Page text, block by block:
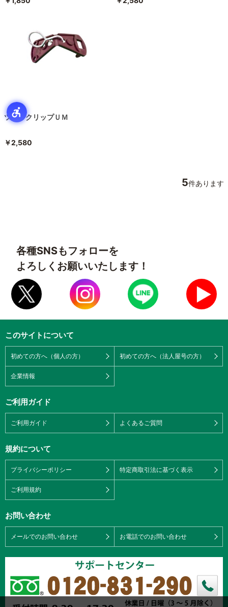
ツリークリップＵＭ
￥2,580
5件あります
各種SNSもフォローを
よろしくお願いいたします！
このサイトについて
初めての方へ（個人の方） 初めての方へ（法人屋号の方）
企業情報
ご利用ガイド
ご利用ガイド よくあるご質問
規約について
プライバシーポリシー 特定商取引法に基づく表示
ご利用規約
お問い合わせ
メールでのお問い合わせ お電話でのお問い合わせ